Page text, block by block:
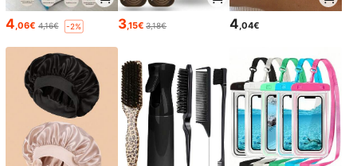
4,06€ 4,16€ -2% 3,15€ 3,18€ 4,04€